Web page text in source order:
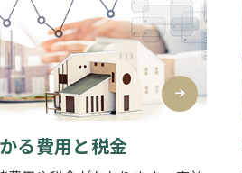
る費用と税金